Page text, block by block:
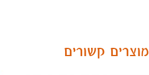
מוצרים קשורים